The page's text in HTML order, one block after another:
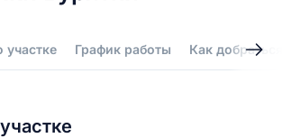
График работы Как добраться